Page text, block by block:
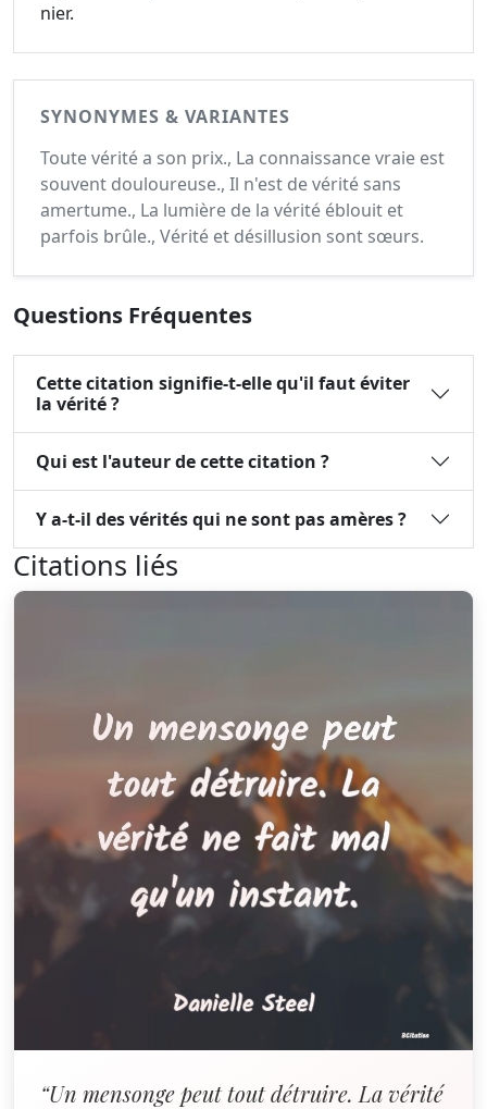
nier.
SYNONYMES & VARIANTES
Toute vérité a son prix., La connaissance vraie est
souvent douloureuse., Il n'est de vérité sans
amertume., La lumière de la vérité éblouit et
parfois brûle., Vérité et désillusion sont sœurs.
Questions Fréquentes
Cette citation signifie-t-elle qu'il faut éviter
la vérité ?
Qui est l'auteur de cette citation ?
Y a-t-il des vérités qui ne sont pas amères ?
Citations liés
“Un mensonge peut tout détruire. La vérité